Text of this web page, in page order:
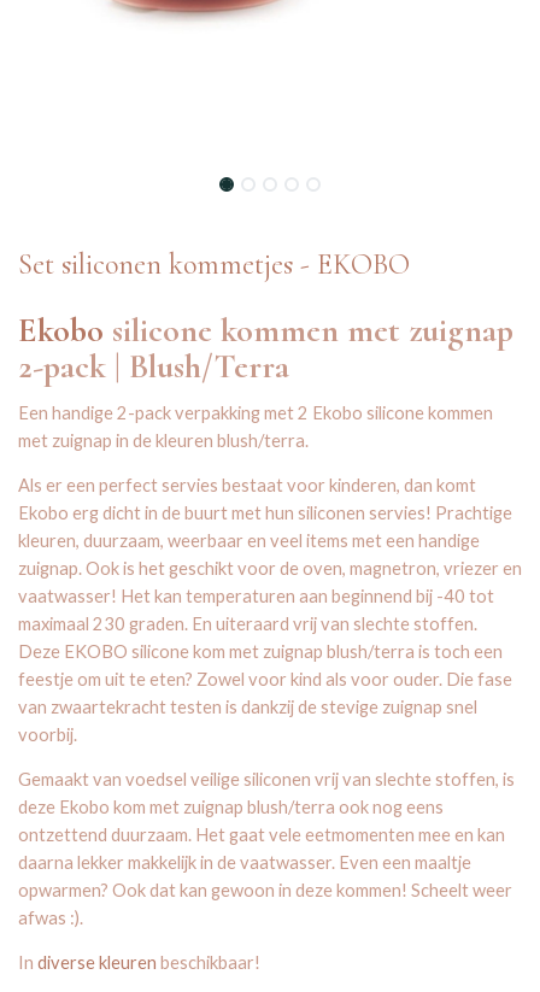
Set siliconen kommetjes - EKOBO
Ekobo silicone kommen met zuignap
2-pack | Blush/Terra
Een handige 2-pack verpakking met 2 Ekobo silicone kommen
met zuignap in de kleuren blush/terra.
Als er een perfect servies bestaat voor kinderen, dan komt
Ekobo erg dicht in de buurt met hun siliconen servies! Prachtige
kleuren, duurzaam, weerbaar en veel items met een handige
zuignap. Ook is het geschikt voor de oven, magnetron, vriezer en
vaatwasser! Het kan temperaturen aan beginnend bij -40 tot
maximaal 230 graden. En uiteraard vrij van slechte stoffen.
Deze EKOBO silicone kom met zuignap blush/terra is toch een
feestje om uit te eten? Zowel voor kind als voor ouder. Die fase
van zwaartekracht testen is dankzij de stevige zuignap snel
voorbij.
Gemaakt van voedsel veilige siliconen vrij van slechte stoffen, is
deze Ekobo kom met zuignap blush/terra ook nog eens
ontzettend duurzaam. Het gaat vele eetmomenten mee en kan
daarna lekker makkelijk in de vaatwasser. Even een maaltje
opwarmen? Ook dat kan gewoon in deze kommen! Scheelt weer
afwas :).
In diverse kleuren beschikbaar!